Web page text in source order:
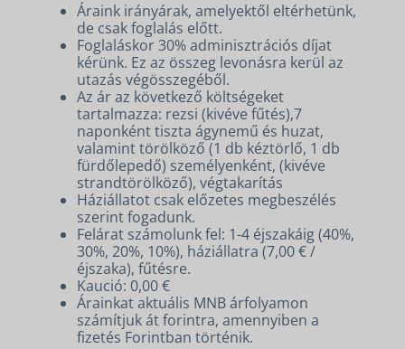
Áraink irányárak, amelyektől eltérhetünk,
de csak foglalás előtt.
Foglaláskor 30% adminisztrációs díjat
kérünk. Ez az összeg levonásra kerül az
utazás végösszegéből.
Az ár az következő költségeket
tartalmazza: rezsi (kivéve fűtés),7
naponként tiszta ágynemű és huzat,
valamint törölköző (1 db kéztörlő, 1 db
fürdőlepedő) személyenként, (kivéve
strandtörölköző), végtakarítás
Háziállatot csak előzetes megbeszélés
szerint fogadunk.
Felárat számolunk fel: 1-4 éjszakáig (40%,
30%, 20%, 10%), háziállatra (7,00 € /
éjszaka), fűtésre.
Kaució: 0,00 €
Árainkat aktuális MNB árfolyamon
számítjuk át forintra, amennyiben a
fizetés Forintban történik.